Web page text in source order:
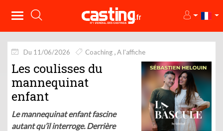
Du 11/06/2026 Coaching A l'affiche
Les coulisses du
mannequinat
enfant
Le mannequinat enfant fascine
autant qu’il interroge. Derrière